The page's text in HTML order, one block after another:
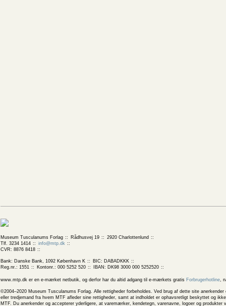
Museum Tusculanums Forlag Rådhusvej 19
2920 Charlottenlund
Tlf. 3234 1414
info@mtp.dk
CVR: 8876 8418
Bank: Danske Bank, 1092 København K
BIC: DABADKKK
Reg.nr.: 1551
Kontonr.: 000 5252 520 IBAN: DK98 3000 000 5252520
www.mtp.dk er en e-mærket netbutik, og derfor har du altid adgang til e-mærkets gratis Forbrugerhotline,
©2004–2020 Museum Tusculanums Forlag. Alle rettigheder forbeholdes. Ved brug af dette site
eller tredjemand fra hvem MTF afleder sine rettigheder, samt at indholdet er ophavsretligt beskyttet og
MTF. Du anerkender og accepterer yderligere, at varemærker, kendetegn, varenavne, logoer og